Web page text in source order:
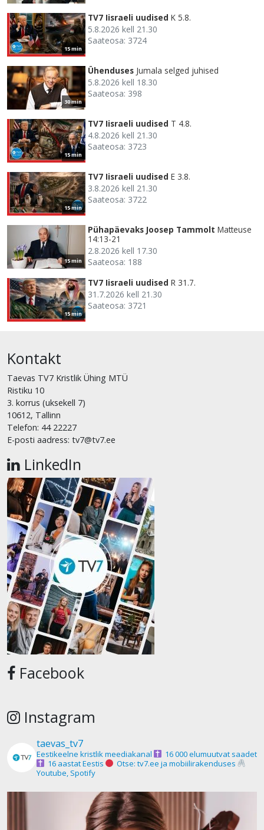
15 min
TV7 Iisraeli uudised K 5.8.
5.8.2026 kell 21.30
Saateosa: 3724
30 min
Ühenduses Jumala selged juhised
5.8.2026 kell 18.30
Saateosa: 398
15 min
TV7 Iisraeli uudised T 4.8.
4.8.2026 kell 21.30
Saateosa: 3723
15 min
TV7 Iisraeli uudised E 3.8.
3.8.2026 kell 21.30
Saateosa: 3722
15 min
Pühapäevaks Joosep Tammolt Matteuse
14:13-21
2.8.2026 kell 17.30
Saateosa: 188
15 min
TV7 Iisraeli uudised R 31.7.
31.7.2026 kell 21.30
Saateosa: 3721
Kontakt
Taevas TV7 Kristlik Ühing MTÜ
Ristiku 10
3. korrus (uksekell 7)
10612, Tallinn
Telefon: 44 22227
E-posti aadress: tv7@tv7.ee
LinkedIn
Facebook
Instagram
taevas_tv7
Eestikeelne kristlik meediakanal
16 000 elumuutvat saadet
16 aastat Eestis
Otse: tv7.ee ja mobiilirakenduses
Youtube, Spotify